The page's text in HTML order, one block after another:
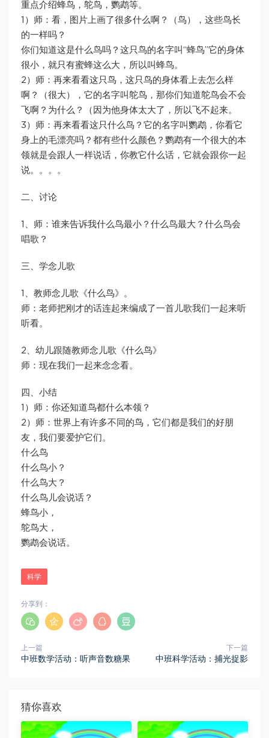
重点介绍蜂鸟，鸵鸟，鹦鹉等。
1）师：看，图片上画了很多什么啊？（鸟），这些鸟长
的一样吗？
你们知道这是什么鸟吗？这只鸟的名字叫“蜂鸟”它的身体
很小，就只有蜜蜂这么大，所以叫蜂鸟。
2）师：再来看看这只鸟，这只鸟的身体看上去怎么样
啊？（很大），它的名字叫鸵鸟，那你们知道鸵鸟会不会
飞啊？为什么？（因为他身体太大了，所以飞不起来。
3）师：再来看看这只什么鸟？它的名字叫鹦鹉，你看它
身上的毛漂亮吗？都有些什么颜色？鹦鹉有一个很大的本
领就是会跟人一样说话，你教它什么话，它就会跟你一起
说。。。。
二、讨论
1、师：谁来告诉我什么鸟最小？什么鸟最大？什么鸟会
唱歌？
三、学念儿歌
1、教师念儿歌《什么鸟》。
师：老师把刚才的话连起来编成了一首儿歌我们一起来听
听看。
2、幼儿跟随教师念儿歌《什么鸟》
师：现在我们一起来念念看。
四、小结
1）师：你还知道鸟都什么本领？
2）师：世界上有许多不同的鸟，它们都是我们的好朋
友，我们要爱护它们。
什么鸟
什么鸟小？
什么鸟大？
什么鸟儿会说话？
蜂鸟小，
鸵鸟大，
鹦鹉会说话。
科学
分享到：
上一篇
中班数学活动：听声音数糖果
下一篇
中班科学活动：捕光捉影
猜你喜欢